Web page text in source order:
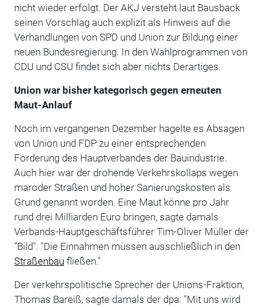
nicht wieder erfolgt. Der AKJ versteht laut Bausback
seinen Vorschlag auch explizit als Hinweis auf die
Verhandlungen von SPD und Union zur Bildung einer
neuen Bundesregierung. In den Wahlprogrammen von
CDU und CSU findet sich aber nichts Derartiges.
Union war bisher kategorisch gegen erneuten
Maut-Anlauf
Noch im vergangenen Dezember hagelte es Absagen
von Union und FDP zu einer entsprechenden
Forderung des Hauptverbandes der Bauindustrie.
Auch hier war der drohende Verkehrskollaps wegen
maroder Straßen und hoher Sanierungskosten als
Grund genannt worden. Eine Maut könne pro Jahr
rund drei Milliarden Euro bringen, sagte damals
Verbands-Hauptgeschäftsführer Tim-Oliver Müller der
"Bild". "Die Einnahmen müssen ausschließlich in den
Straßenbau fließen."
Der verkehrspolitische Sprecher der Unions-Fraktion,
Thomas Bareiß, sagte damals der dpa: "Mit uns wird